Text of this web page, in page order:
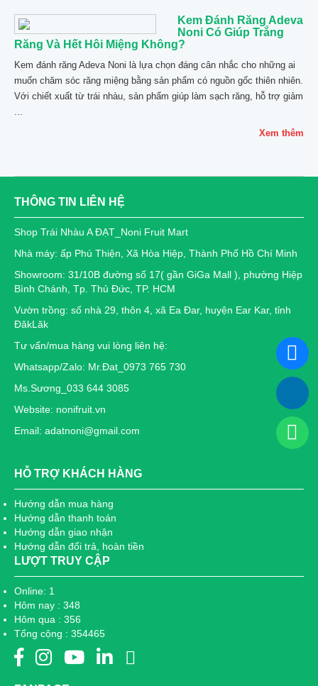
Kem Đánh Răng Adeva
Noni Có Giúp Trắng
Răng Và Hết Hôi Miệng Không?
Kem đánh răng Adeva Noni là lựa chọn đáng cân nhắc cho những ai
muốn chăm sóc răng miệng bằng sản phẩm có nguồn gốc thiên nhiên.
Với chiết xuất từ trái nhàu, sản phẩm giúp làm sạch răng, hỗ trợ giảm
...
Xem thêm
THÔNG TIN LIÊN HỆ
Shop Trái Nhàu A ĐẠT_Noni Fruit Mart
Nhà máy: ấp Phú Thiện, Xã Hòa Hiệp, Thành Phố Hồ Chí Minh
Showroom: 31/10B đường số 17( gần GiGa Mall ), phường Hiệp
Bình Chánh, Tp. Thủ Đức, TP. HCM
Vườn trồng: số nhà 29, thôn 4, xã Ea Đar, huyện Ear Kar, tỉnh
ĐăkLăk
Tư vấn/mua hàng vui lòng liên hệ:
Whatsapp/Zalo: Mr.Đat_0973 765 730
Ms.Sương_033 644 3085
Website: nonifruit.vn
Email: adatnoni@gmail.com
HỖ TRỢ KHÁCH HÀNG
Hướng dẫn mua hàng
Hướng dẫn thanh toán
Hướng dẫn giao nhận
Hướng dẫn đổi trả, hoàn tiền
LƯỢT TRUY CẬP
Online: 1
Hôm nay : 348
Hôm qua : 356
Tổng cộng : 354465